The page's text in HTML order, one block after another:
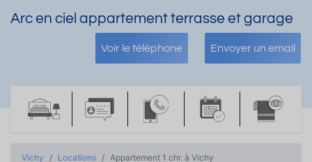
Arc en ciel appartement terrasse et garage
Voir le téléphone Envoyer un email
Vichy Locations Appartement 1 chr. à Vichy